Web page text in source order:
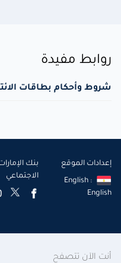
روابط مفيدة
شروط وأحكام بطاقات
إعدادات الموقع
English :
English
بنك
الاجتماعي
أنت الآن تتصفح